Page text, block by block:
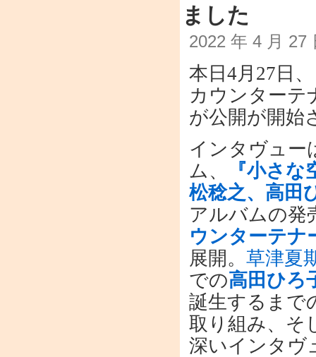
ました
2022 年 4 月 27
本日4月27日、
カウンターテ
が公開が開始
インタヴュー
ム、
『小さ
松稔之、高田
アルバムの発
ウンターテナ
展開。 草津夏
での高田ひろ
誕生するまで
取り組み、そ
深いインタヴ